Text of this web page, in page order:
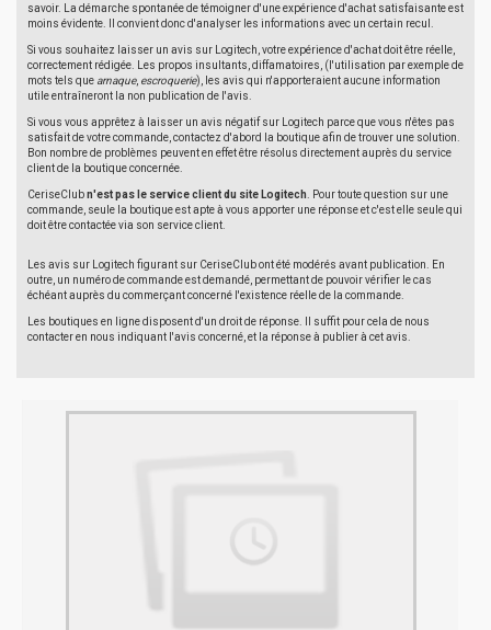
savoir. La démarche spontanée de témoigner d'une expérience d'achat satisfaisante est
moins évidente. Il convient donc d'analyser les informations avec un certain recul.
Si vous souhaitez laisser un avis sur Logitech, votre expérience d'achat doit être réelle,
correctement rédigée. Les propos insultants, diffamatoires, (l'utilisation par exemple de
mots tels que arnaque, escroquerie), les avis qui n'apporteraient aucune information
utile entraîneront la non publication de l'avis.
Si vous vous apprêtez à laisser un avis négatif sur Logitech parce que vous n'êtes pas
satisfait de votre commande, contactez d'abord la boutique afin de trouver une solution.
Bon nombre de problèmes peuvent en effet être résolus directement auprès du service
client de la boutique concernée.
CeriseClubn'est pas le service client du site Logitech . Pour toute question sur une
commande, seule la boutique est apte à vous apporter une réponse et c'est elle seule qui
doit être contactée via son service client.
Les avis sur Logitech figurant sur CeriseClub ont été modérés avant publication. En
outre, un numéro de commande est demandé, permettant de pouvoir vérifier le cas
échéant auprès du commerçant concerné l'existence réelle de la commande.
Les boutiques en ligne disposent d'un droit de réponse. Il suffit pour cela de nous
contacter en nous indiquant l'avis concerné, et la réponse à publier à cet avis.